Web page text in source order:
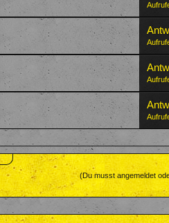
(Du musst angemeldet